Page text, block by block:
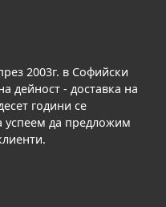
2003г. в Софийски
дейност - доставка на
години се
успеем да предложим